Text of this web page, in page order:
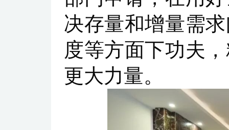
决存量和增量需
度等方面下功夫
更大力量。